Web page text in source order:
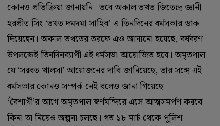
কোনও প্রতিক্রিয়া জানায়নি। তবে অকাল তখত জিতেন্দ্র জ্ঞানী
হরপ্রীত সিং ‘তখত দমদমা সাহিব’-এ তিনদিনের ধর্মসভার ডাক
দিয়েছেন। অকাল তখতের তরফে এও জানানো হয়েছে, বর্ষবরণ
উপলক্ষেই তিনদিনব্যাপী এই ধর্মসভা আয়োজিত হবে। অমৃতপাল
যে ‘সরবত খালসা’ আয়োজনের দাবি জানিয়েছে, তার সঙ্গে এই
ধর্মসভার কোনও সম্পর্ক নেই বলেও জানা গিয়েছে।
‘বৈশাখী’র আগে অমৃতপাল স্বর্ণমন্দিরে এসে আত্মসমর্পণ করবে
কিনা তা নিয়েও জল্পনা চলছে। গত ১৮ মার্চ থেকে পুলিশ